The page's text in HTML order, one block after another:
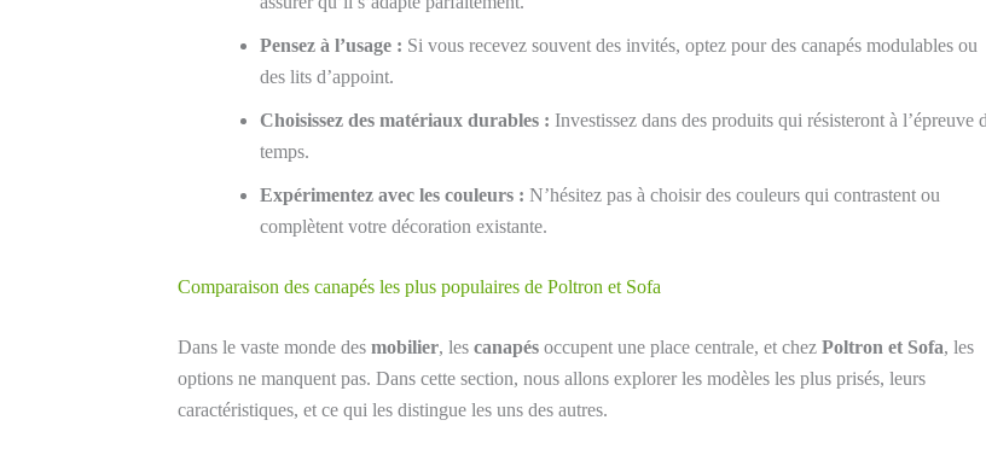
Pensez à l’usage : Si vous recevez souvent des invités, optez pour des canapés modulables ou
des lits d’appoint.
Choisissez des matériaux durables : Investissez dans des produits qui résisteront à l’épreuve
temps.
Expérimentez avec les couleurs : N’hésitez pas à choisir des couleurs qui contrastent ou
complètent votre décoration existante.
Comparaison des canapés les plus populaires de Poltron et Sofa
Dans le vaste monde des mobilier, les canapés occupent une place centrale, et chez Poltron et Sofa, les
options ne manquent pas. Dans cette section, nous allons explorer les modèles les plus prisés, leurs
caractéristiques, et ce qui les distingue les uns des autres.